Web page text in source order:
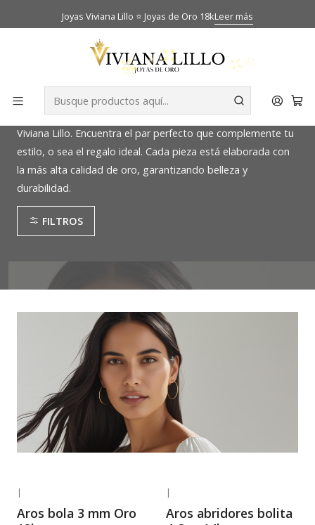
Joyas Viviana Lillo ⭐ Joyas de Oro 18kLeer más
Inicio Catálogo Aros
Descubre la elegancia de nuestros aros de oro en Joyas
Viviana Lillo. Encuentra el par perfecto que complemente tu
estilo, o sea el regalo ideal. Cada pieza está elaborada con
la más alta calidad de oro, garantizando belleza y
durabilidad.
FILTROS
Envío Gratis
|
Aros bola 3 mm Oro
Envío Gratis
|
Aros abridores bolita